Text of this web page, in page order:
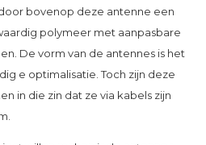
bovenop deze antenne een
polymeer met aanpasbare
De vorm van de antennes is het
e optimalisatie. Toch zijn deze
in die zin dat ze via kabels zijn